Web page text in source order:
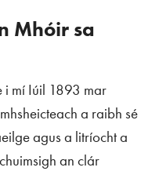
Mhóir sa
i mí Iúil 1893 mar
a raibh sé
agus a litríocht a
an clár